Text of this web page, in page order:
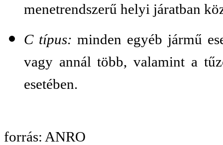
menetrendszerű helyi járatban
C típus: minden egyéb jármű
vagy annál több, valamint a
esetében.
forrás: ANRO